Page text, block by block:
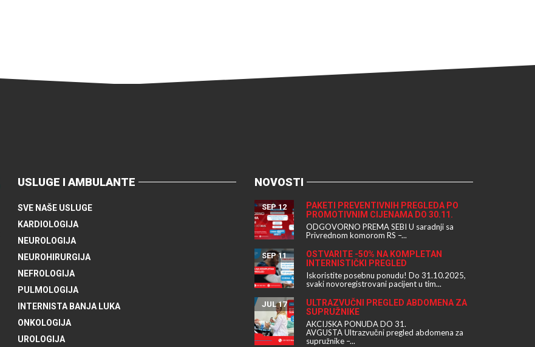
USLUGE I AMBULANTE
SVE NAŠE USLUGE
KARDIOLOGIJA
NEUROLOGIJA
NEUROHIRURGIJA
NEFROLOGIJA
PULMOLOGIJA
INTERNISTA BANJA LUKA
ONKOLOGIJA
UROLOGIJA
NOVOSTI
PAKETI PREVENTIVNIH PREGLEDA PO
PROMOTIVNIM CIJENAMA DO 30.11.
SEP 12
ODGOVORNO PREMA SEBI U saradnji sa
Privrednom komorom RS –...
OSTVARITE -50% NA KOMPLETAN
INTERNISTIČKI PREGLED
SEP 11
Iskoristite posebnu ponudu! Do 31.10.2025,
svaki novoregistrovani pacijent u tim...
ULTRAZVUČNI PREGLED ABDOMENA ZA
SUPRUŽNIKE
JUL 17
AKCIJSKA PONUDA DO 31.
AVGUSTA Ultrazvučni pregled abdomena za
supružnike –...